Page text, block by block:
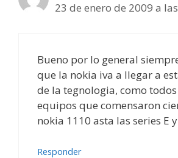
23 de enero de 2009 a
Bueno por lo general
que la nokia iva a llegar a
de la tegnologia, como
equipos que comensaron
nokia 1110 asta las series E
Responder